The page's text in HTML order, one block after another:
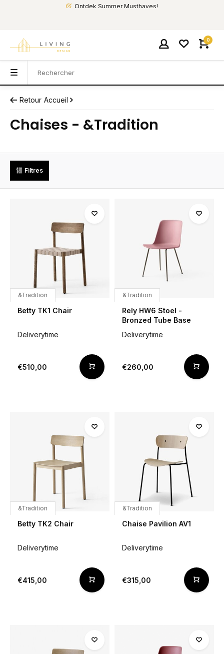
Ontdek Summer Musthaves!
0
Retour Accueil
Chaises - &Tradition
Filtres
&Tradition
Betty TK1 Chair
Deliverytime
€510,00
&Tradition
Rely HW6 Stoel -
Bronzed Tube Base
Deliverytime
€260,00
&Tradition
Betty TK2 Chair
Deliverytime
€415,00
&Tradition
Chaise Pavilion AV1
Deliverytime
€315,00